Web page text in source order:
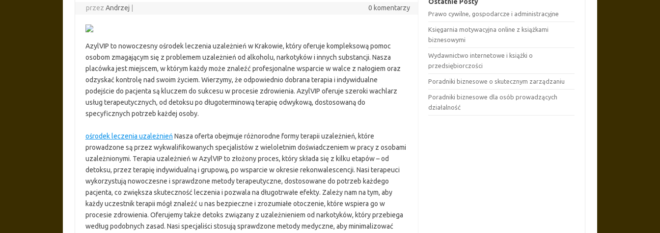
przezAndrzej 0 komentarzy
AzylVIP to nowoczesny ośrodek leczenia uzależnień w Krakowie, który oferuje kompleksową pomoc
osobom zmagającym się z problemem uzależnień od alkoholu, narkotyków i innych substancji. Nasza
placówka jest miejscem, w którym każdy może znaleźć profesjonalne wsparcie w walce z nałogiem oraz
odzyskać kontrolę nad swoim życiem. Wierzymy, że odpowiednio dobrana terapia i indywidualne
podejście do pacjenta są kluczem do sukcesu w procesie zdrowienia. AzylVIP oferuje szeroki wachlarz
usług terapeutycznych, od detoksu po długoterminową terapię odwykową, dostosowaną do
specyficznych potrzeb każdej osoby.
ośrodek leczenia uzależnień Nasza oferta obejmuje różnorodne formy terapii uzależnień, które
prowadzone są przez wykwalifikowanych specjalistów z wieloletnim doświadczeniem w pracy z osobami
uzależnionymi. Terapia uzależnień w AzylVIP to złożony proces, który składa się z kilku etapów – od
detoksu, przez terapię indywidualną i grupową, po wsparcie w okresie rekonwalescencji. Nasi terapeuci
wykorzystują nowoczesne i sprawdzone metody terapeutyczne, dostosowane do potrzeb każdego
pacjenta, co zwiększa skuteczność leczenia i pozwala na długotrwałe efekty. Zależy nam na tym, aby
każdy uczestnik terapii mógł znaleźć u nas bezpieczne i zrozumiałe otoczenie, które wspiera go w
procesie zdrowienia. Oferujemy także detoks związany z uzależnieniem od narkotyków, który przebiega
według podobnych zasad. Nasi specjaliści stosują sprawdzone metody medyczne, aby minimalizować
Prawo cywilne, gospodarcze i administracyjne
Księgarnia motywacyjna online z książkami
biznesowymi
Wydawnictwo internetowe i książki o
przedsiębiorczości
Poradniki biznesowe o skutecznym zarządzaniu
Poradniki biznesowe dla osób prowadzących
działalność